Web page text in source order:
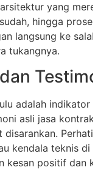
yang
hingga proses
langsung ke salah
tukangnya.
adalah indikator
asli jasa
kendala teknis di
kesan positif dan